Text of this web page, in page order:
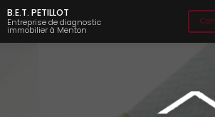
Aller
au
contenu
principal
B.E.T. PETILLOT
Entreprise de diagnostic
immobilier à Menton